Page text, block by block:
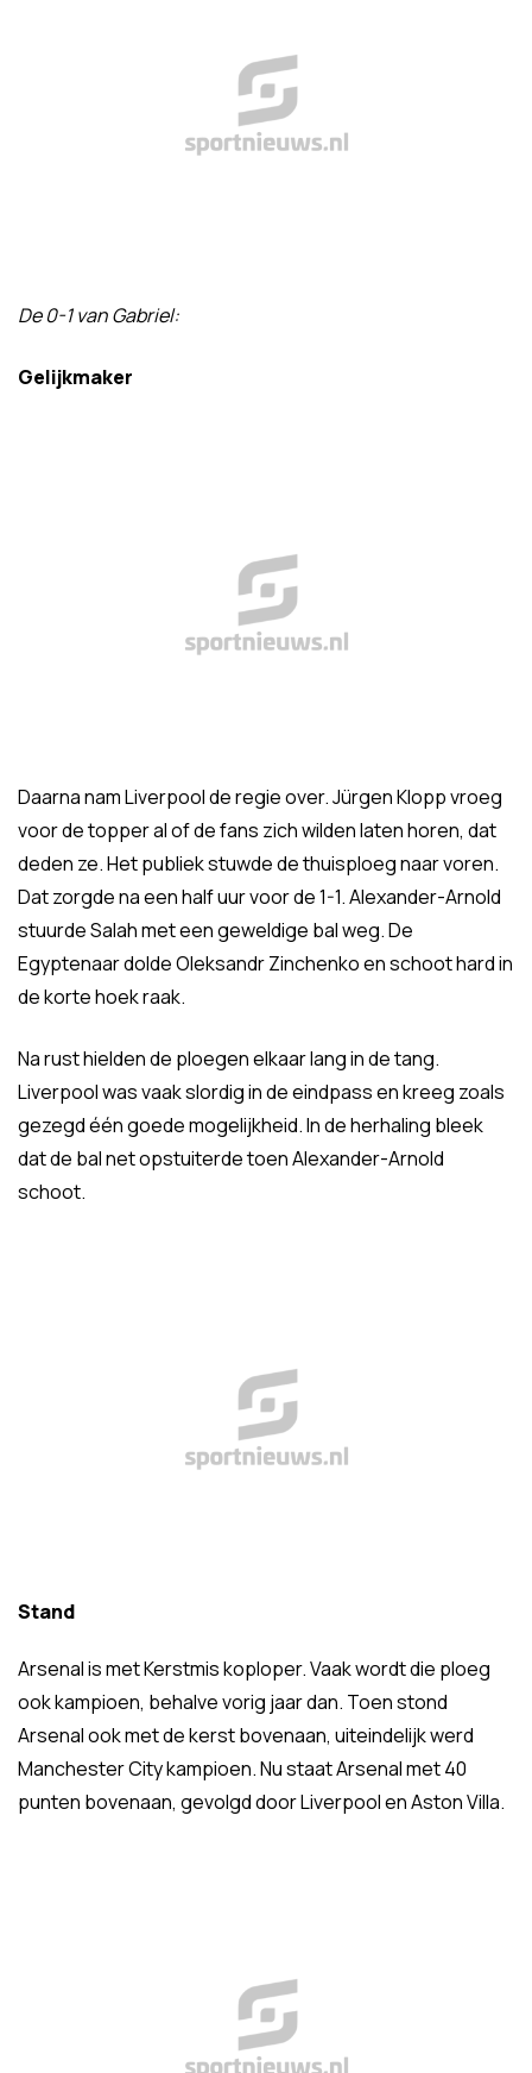
De 0-1 van Gabriel:
Gelijkmaker
Daarna nam Liverpool de regie over. Jürgen Klopp vroeg
voor de topper al of de fans zich wilden laten horen, dat
deden ze. Het publiek stuwde de thuisploeg naar voren.
Dat zorgde na een half uur voor de 1-1. Alexander-Arnold
stuurde Salah met een geweldige bal weg. De
Egyptenaar dolde Oleksandr Zinchenko en schoot hard in
de korte hoek raak.
Na rust hielden de ploegen elkaar lang in de tang.
Liverpool was vaak slordig in de eindpass en kreeg zoals
gezegd één goede mogelijkheid. In de herhaling bleek
dat de bal net opstuiterde toen Alexander-Arnold
schoot.
Stand
Arsenal is met Kerstmis koploper. Vaak wordt die ploeg
ook kampioen, behalve vorig jaar dan. Toen stond
Arsenal ook met de kerst bovenaan, uiteindelijk werd
Manchester City kampioen. Nu staat Arsenal met 40
punten bovenaan, gevolgd door Liverpool en Aston Villa.